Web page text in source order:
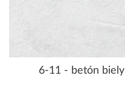
6-11 - betón biely